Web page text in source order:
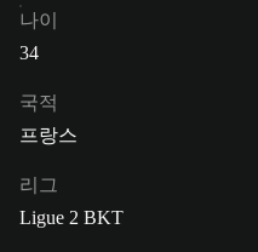
나이
34
국적
프랑스
리그
Ligue 2 BKT